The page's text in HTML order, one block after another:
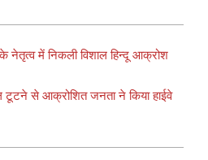
के नेतृत्व में निकली विशाल हिन्दू आक्रोश
टूटने से आक्रोशित जनता ने किया हाईवे